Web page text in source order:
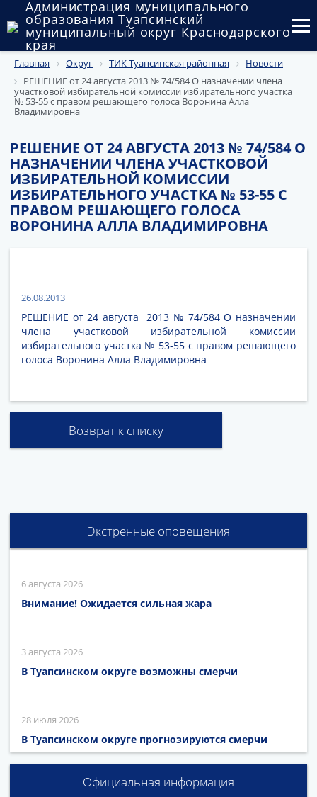
Администрация муниципального
образования Туапсинский
муниципальный округ Краснодарского
края
Округ
Администрация
Государственный и муниципальный контроль
Муниципальное имущество
Публичные слушания и общественные обсуждения
Главная Округ ТИК Туапсинская районная
Новости
РЕШЕНИЕ от 24 августа 2013 № 74/584 О назначении члена
участковой избирательной комиссии избирательного участка
№ 53-55 с правом решающего голоса Воронина Алла
Владимировна
РЕШЕНИЕ ОТ 24 АВГУСТА 2013 № 74/584 О
НАЗНАЧЕНИИ ЧЛЕНА УЧАСТКОВОЙ
ИЗБИРАТЕЛЬНОЙ КОМИССИИ
ИЗБИРАТЕЛЬНОГО УЧАСТКА № 53-55 С
ПРАВОМ РЕШАЮЩЕГО ГОЛОСА
ВОРОНИНА АЛЛА ВЛАДИМИРОВНА
26.08.2013
РЕШЕНИЕ от 24 августа 2013 № 74/584 О назначении
члена участковой избирательной комиссии
избирательного участка № 53-55 с правом решающего
голоса Воронина Алла Владимировна
Возврат к списку
Экстренные оповещения
6 августа 2026
Внимание! Ожидается сильная жара
3 августа 2026
В Туапсинском округе возможны смерчи
28 июля 2026
В Туапсинском округе прогнозируются смерчи
Официальная информация